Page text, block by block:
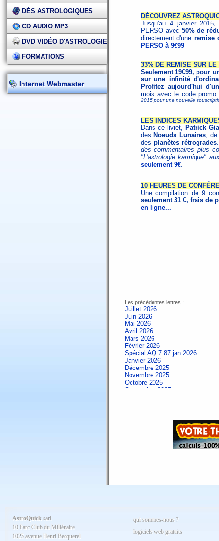
DÉS ASTROLOGIQUES
CD AUDIO MP3
DVD VIDÉO D'ASTROLOGIE
FORMATIONS
Internet Webmaster
DÉCOUVREZ
Jusqu'au 4 janvier
PERSO avec 50% de
directement d'une remise
PERSO à 9€99
33% DE REMISE SUR
Seulement 19€99, pour
sur une infinité
Profitez aujourd'hui
mois avec le code promo
2015 pour une nouvelle
LES INDICES
Dans ce livret, Patrick
des Noeuds Lunaires,
des planètes rétrogrades
des commentaires plus
"L'astrologie karmique"
seulement 9€.
10 HEURES DE
Une compilation de 9
seulement 31 €, frais de
en ligne...
Les précédentes lettres :
Juillet 2026
Juin 2026
Mai 2026
Avril 2026
Mars 2026
Février 2026
Spécial AQ 7.87 jan.2026
Janvier 2026
Décembre 2025
Novembre 2025
Octobre 2025
Septembre 2025
Spécial AQ 7.84 jan.2025
Septembre 2024
Avril 2024
Mars 2024
Février 2024
AstroQuick sarl
10 Parc Club du Millénaire
1025 avenue Henri Becquerel
qui sommes-nous ?
logiciels web gratuits